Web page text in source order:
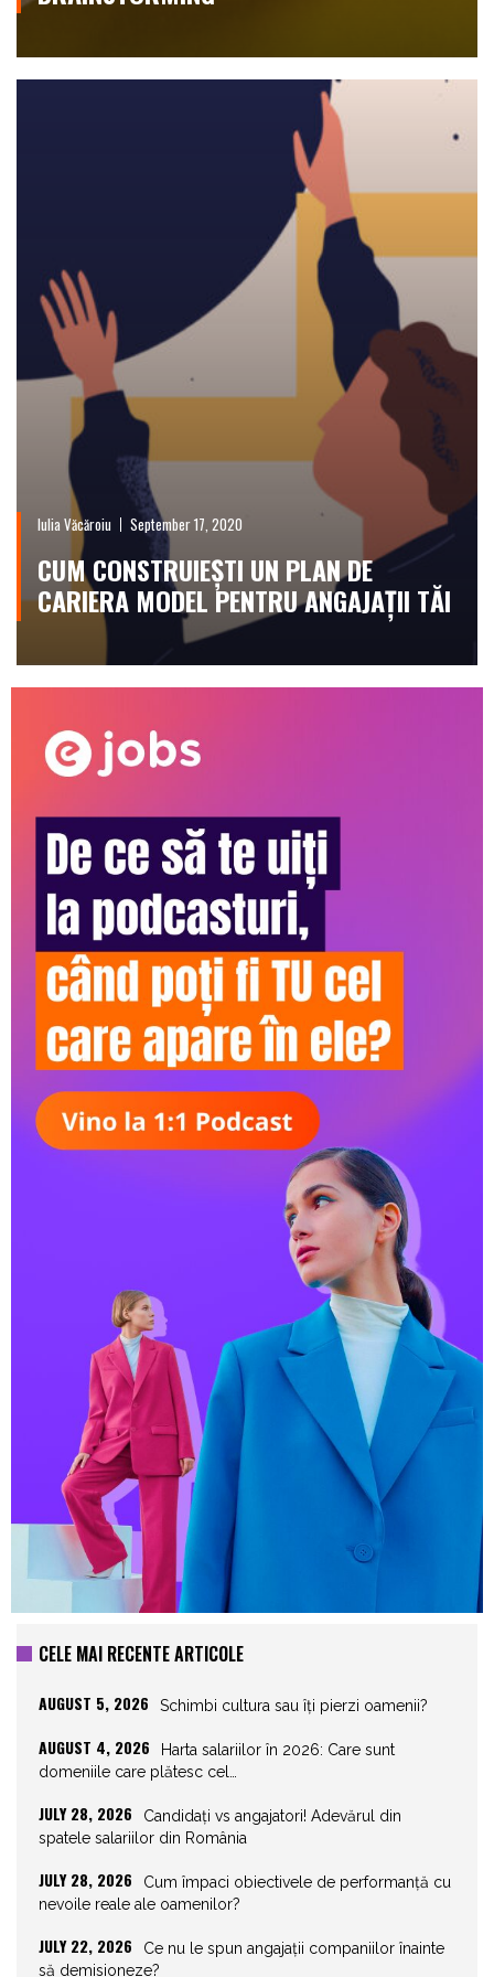
Iulia Văcăroiu September 17, 2020
CUM CONSTRUIEȘTI UN PLAN DE
CARIERA MODEL PENTRU ANGAJAȚII TĂI
CELE MAI RECENTE ARTICOLE
AUGUST 5, 2026 Schimbi cultura sau îți pierzi oamenii?
AUGUST 4, 2026
Harta salariilor în 2026: Care sunt
domeniile care plătesc cel…
JULY 28, 2026
Candidați vs angajatori! Adevărul din
spatele salariilor din România
JULY 28, 2026
Cum împaci obiectivele de performanță cu
nevoile reale ale oamenilor?
JULY 22, 2026
Ce nu le spun angajații companiilor înainte
să demisioneze?